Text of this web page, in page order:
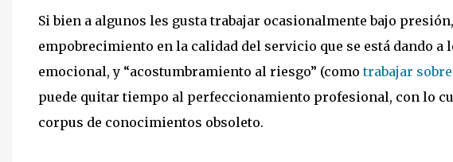
Si bien a algunos les gusta trabajar ocasionalmente bajo
empobrecimiento en la calidad del servicio que se está dando
emocional, y “acostumbramiento al riesgo” (comotrabajar
puede quitar tiempo al perfeccionamiento profesional, con lo
corpus de conocimientos obsoleto.